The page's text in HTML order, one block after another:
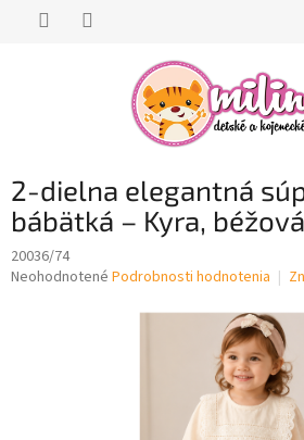
2-dielna elegantná
bábätká – Kyra, béžová
20036/74
Priemerné
Neohodnotené Podrobnosti hodnotenia